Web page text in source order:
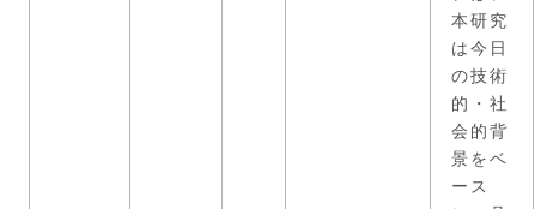
本研究
は今日
の技術
的・社
会的背
景をベ
ース